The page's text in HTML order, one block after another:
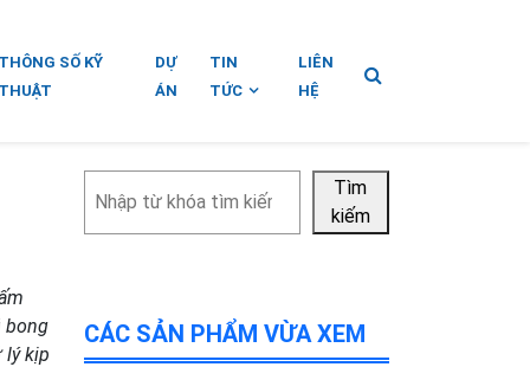
THÔNG SỐ KỸ
THUẬT
DỰ
ÁN
TIN
TỨC
LIÊN
HỆ
bong
lý kịp
kiếm
Tìm
kiếm
CÁC SẢN PHẨM VỪA XEM